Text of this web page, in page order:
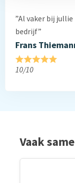
”Al vaker bij
bedrijf”
Frans
10/10
Vaak